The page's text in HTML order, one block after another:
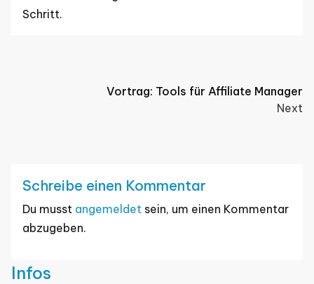
Schritt.
Vortrag: Tools für Affiliate Manager
Next
Schreibe einen Kommentar
Du musst angemeldet sein, um einen Kommentar
abzugeben.
Infos